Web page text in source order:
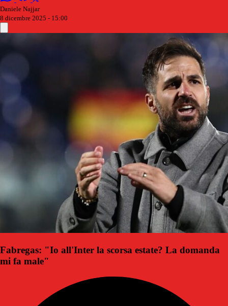
Daniele Najjar
8 dicembre 2025 - 15:00
Fabregas: "Io all'Inter la scorsa estate? La domanda
mi fa male"